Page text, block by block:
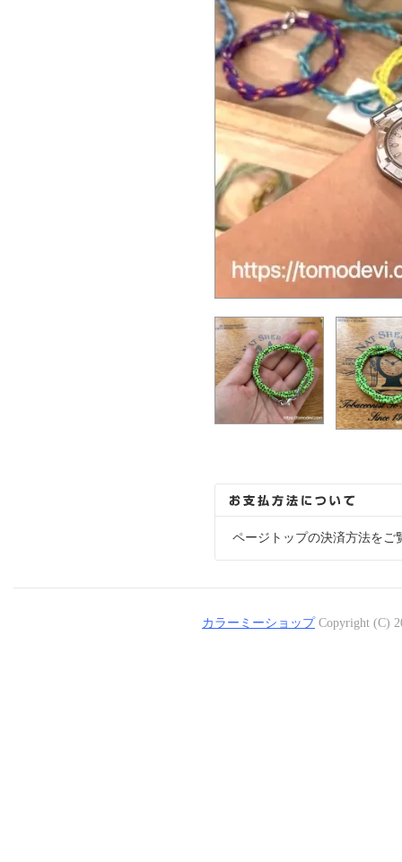
ページトップの決済方法をご
カラーミーショップ Copyright (C)